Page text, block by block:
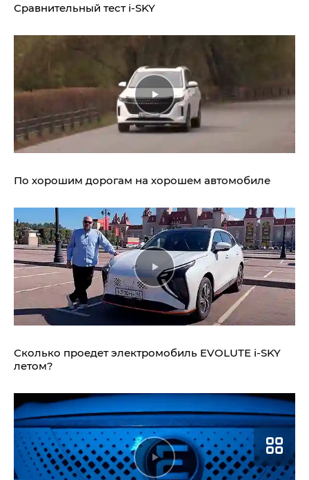
Сравнительный тест i‑SKY
По хорошим дорогам на хорошем автомобиле
Сколько проедет электромобиль EVOLUTE i‑SKY
летом?